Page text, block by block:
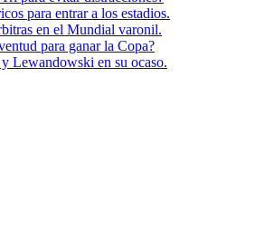
para entrar a los estadios.
en el Mundial varonil.
para ganar la Copa?
Lewandowski en su ocaso.